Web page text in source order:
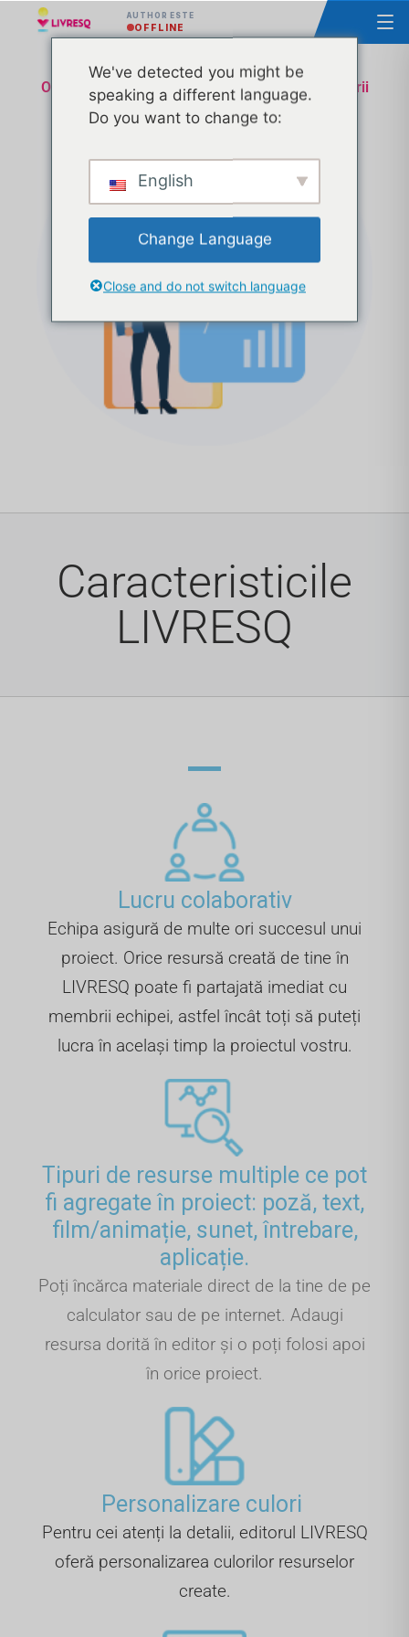
AUTHOR ESTE
OFFLINE
Omologare lecție Ministerul Educatiei și Cercetării
– Suport Tehnic & Administrativ – Transa 8
Caracteristicile
LIVRESQ
Lucru colaborativ
Echipa asigură de multe ori succesul unui
proiect. Orice resursă creată de tine în
LIVRESQ poate fi partajată imediat cu
membrii echipei, astfel încât toți să puteți
lucra în același timp la proiectul vostru.
Tipuri de resurse multiple ce pot
fi agregate în proiect: poză, text,
film/animație, sunet, întrebare,
aplicație.
Poți încărca materiale direct de la tine de pe
calculator sau de pe internet. Adaugi
resursa dorită în editor și o poți folosi apoi
în orice proiect.
Personalizare culori ​
Pentru cei atenți la detalii, editorul LIVRESQ
oferă personalizarea culorilor resurselor
create.
We've detected you might be
speaking a different language.
Do you want to change to:
English
Change Language
Close and do not switch language